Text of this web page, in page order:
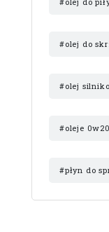
#olej do
#olej
#oleje 0w20
#płyn do